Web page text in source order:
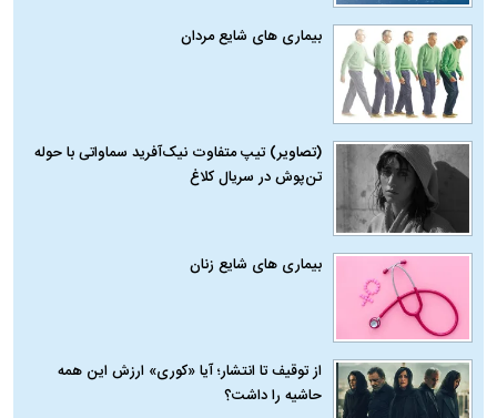
بیماری‌ های شایع مردان
(تصاویر) تیپ متفاوت نیک‌آفرید سماواتی با حوله
تن‌پوش در سریال کلاغ
بیماری‌ های شایع زنان
از توقیف تا انتشار؛ آیا «کوری» ارزش این همه
حاشیه را داشت؟